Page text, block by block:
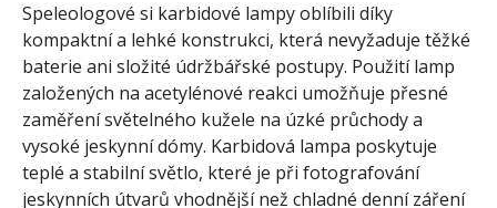
Speleologové si karbidové lampy oblíbili díky
kompaktní a lehké konstrukci, která nevyžaduje těžké
baterie ani složité údržbářské postupy. Použití lamp
založených na acetylénové reakci umožňuje přesné
zaměření světelného kužele na úzké průchody a
vysoké jeskynní dómy. Karbidová lampa poskytuje
teplé a stabilní světlo, které je při fotografování
jeskynních útvarů vhodnější než chladné denní záření